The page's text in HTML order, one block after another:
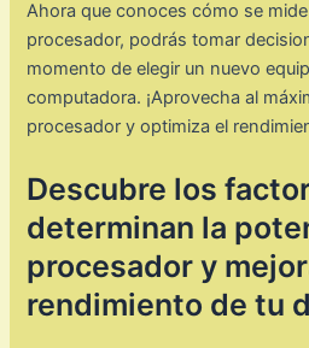
Ahora que conoces cómo se
procesador, podrás tomar
momento de elegir un nuevo
computadora. ¡Aprovecha al
procesador y optimiza el
Descubre los
determinan la
procesador y
rendimiento de tu